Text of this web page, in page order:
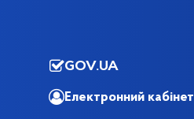
GOV.UA
Електронний кабінет